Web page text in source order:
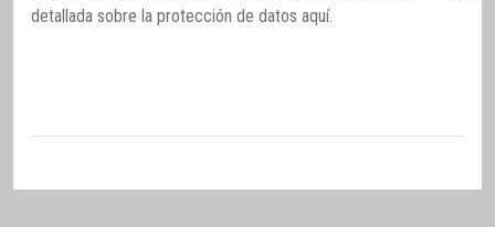
detallada sobre la protección de datos aquí.